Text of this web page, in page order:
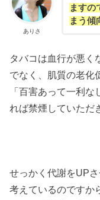
ありさ
ますの
まう傾
タバコは血行が悪く
でなく、肌質の老化
「百害あって一利
れば禁煙していただ
せっかく代謝をUP
考えているのですか